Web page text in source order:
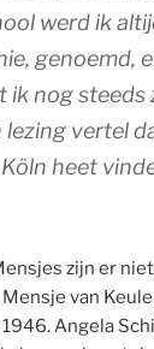
werd ik
genoemd,
ik nog steeds
lezing vertel
heet
zijn er
van
1946. Angela